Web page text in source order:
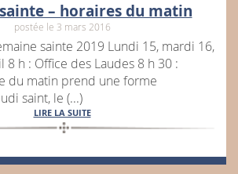
– horaires du matin
postée le 3 mars 2016
sainte 2019 Lundi 15, mardi 16,
8 h : Office des Laudes 8 h 30 :
du matin prend une forme
saint, le (...)
LIRE LA SUITE